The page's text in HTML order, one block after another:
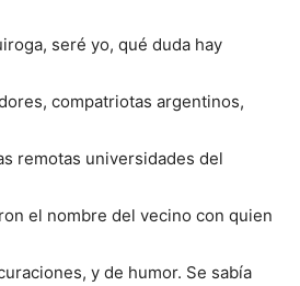
seré yo, qué duda hay
compatriotas argentinos,
remotas universidades del
el nombre del vecino con quien
y de humor. Se sabía